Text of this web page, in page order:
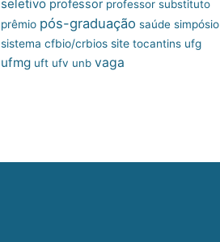
seletivo professor professor substituto
prêmio pós-graduação saúde simpósio
sistema cfbio/crbios site tocantins ufg
ufmg uft ufv unb vaga